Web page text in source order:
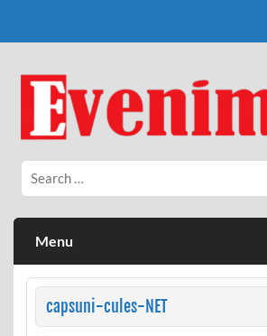
Eveniment Valcean
Menu
capsuni-cules-NET